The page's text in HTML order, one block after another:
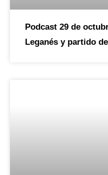
Podcast 29 de
Leganés y partido